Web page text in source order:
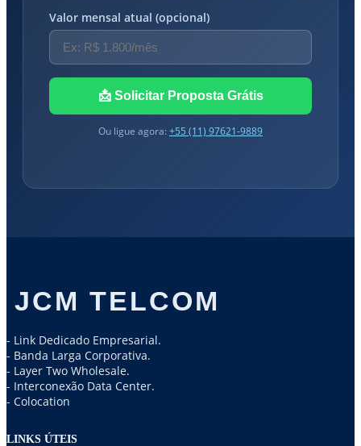
Valor mensal atual (opcional)
📩 Solicitar Proposta Grátis
Ou ligue agora: +55 (11) 97621-9889
JCM TELCOM
- Link Dedicado Empresarial.
- Banda Larga Corporativa.
- Layer Two Wholesale.
- Interconexão Data Center.
- Colocation
LINKS ÚTEIS